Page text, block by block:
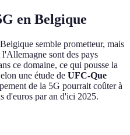
en Belgique
semble prometteur, mais
sont des pays
ce domaine, ce qui pousse la
une étude de UFC-Que
de la 5G pourrait coûter à
d'euros par an d'ici 2025.